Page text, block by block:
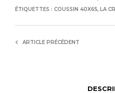
ÉTIQUETTES : COUSSIN 40X65, LA
ARTICLE PRÉCÉDENT